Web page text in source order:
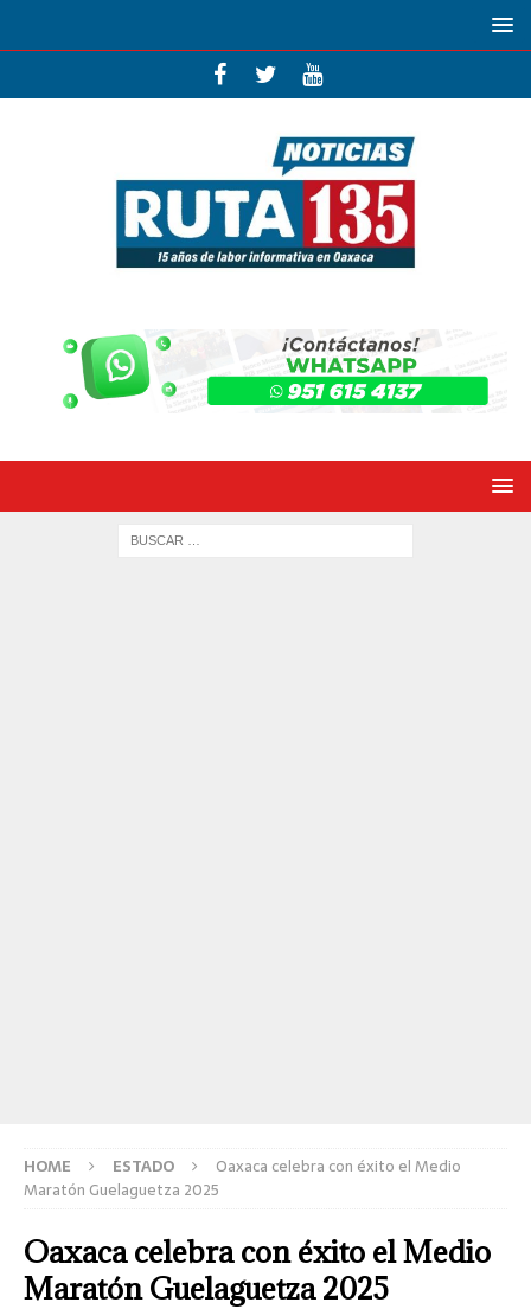
HOME ESTADO
Oaxaca celebra con éxito el Medio
Maratón Guelaguetza 2025
Oaxaca celebra con éxito el Medio
Maratón Guelaguetza 2025